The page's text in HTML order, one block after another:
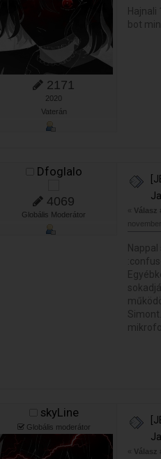
2171
2020
Vaterán
Hajnali
bot
Dfoglalo
4069
Globális Moderátor « Válasz
skyLine
Globális moderátor
« Válasz